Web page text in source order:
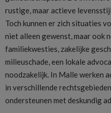
rustige, maar actieve
Toch kunnen er zich situaties
niet alleen gewenst, maar ook
familiekwesties, zakelijke
milieuschade, een lokale
noodzakelijk. In Malle werken
in verschillende
ondersteunen met deskundig